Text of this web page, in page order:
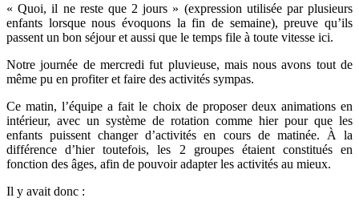
« Quoi, il ne reste que 2 jours » (expression utilisée par plusieurs
enfants lorsque nous évoquons la fin de semaine), preuve qu’ils
passent un bon séjour et aussi que le temps file à toute vitesse ici.
Notre journée de mercredi fut pluvieuse, mais nous avons tout de
même pu en profiter et faire des activités sympas.
Ce matin, l’équipe a fait le choix de proposer deux animations en
intérieur, avec un système de rotation comme hier pour que les
enfants puissent changer d’activités en cours de matinée. À la
différence d’hier toutefois, les 2 groupes étaient constitués en
fonction des âges, afin de pouvoir adapter les activités au mieux.
Il y avait donc :